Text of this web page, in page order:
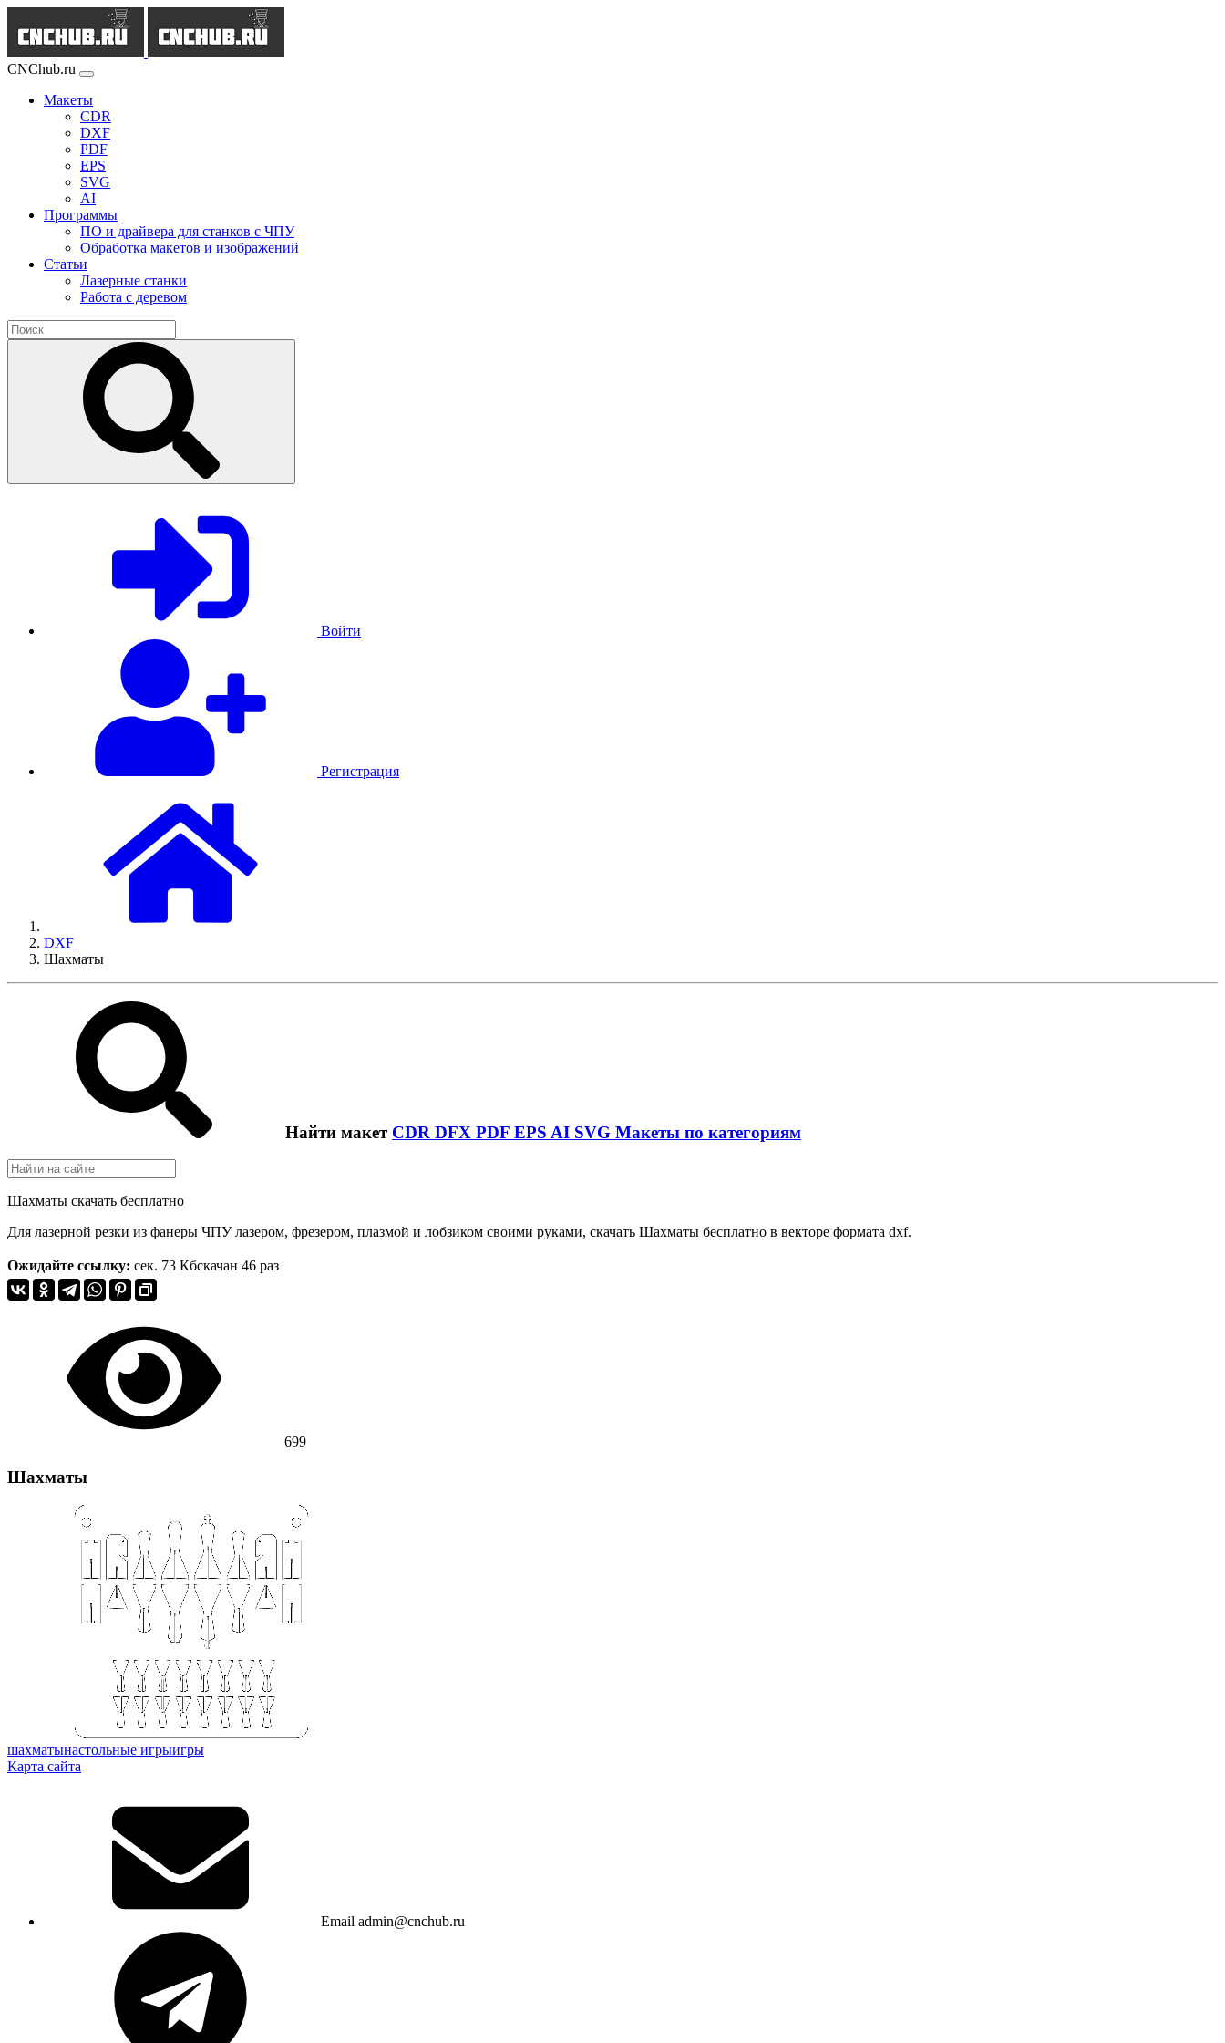
CNChub.ru
Макеты
CDR
DXF
PDF
EPS
SVG
AI
Программы
ПО и драйвера для станков с ЧПУ
Обработка макетов и изображений
Статьи
Лазерные станки
Работа с деревом
Войти
Регистрация
DXF
Шахматы
Найти макет CDR DFX PDF EPS AI SVG Макеты по категориям
Шахматы скачать бесплатно
Для лазерной резки из фанеры ЧПУ лазером, фрезером, плазмой и лобзиком своими руками, скачать Шахматы бесплатно в векторе формата dxf.
Ожидайте ссылку: сек. 73 Кбскачан 46 раз
699
Шахматы
шахматынастольные игрыигры
Карта сайта
Email admin@cnchub.ru